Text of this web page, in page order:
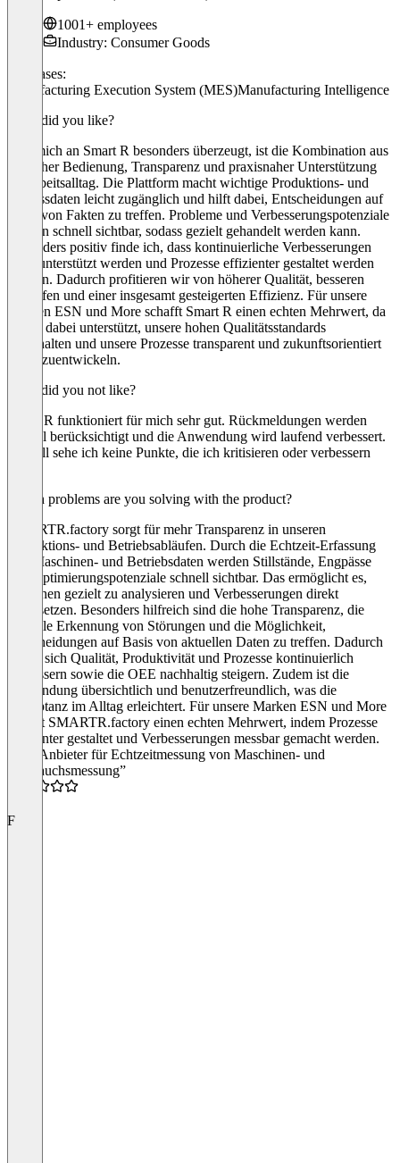
1001+ employees
Industry: Consumer Goods
Use cases:
Manufacturing Execution System (MES)Manufacturing Intelligence
What did you like?
Was mich an Smart R besonders überzeugt, ist die Kombination aus
einfacher Bedienung, Transparenz und praxisnaher Unterstützung
im Arbeitsalltag. Die Plattform macht wichtige Produktions- und
Prozessdaten leicht zugänglich und hilft dabei, Entscheidungen auf
Basis von Fakten zu treffen. Probleme und Verbesserungspotenziale
werden schnell sichtbar, sodass gezielt gehandelt werden kann.
Besonders positiv finde ich, dass kontinuierliche Verbesserungen
aktiv unterstützt werden und Prozesse effizienter gestaltet werden
können. Dadurch profitieren wir von höherer Qualität, besseren
Abläufen und einer insgesamt gesteigerten Effizienz. Für unsere
Marken ESN und More schafft Smart R einen echten Mehrwert, da
es uns dabei unterstützt, unsere hohen Qualitätsstandards
einzuhalten und unsere Prozesse transparent und zukunftsorientiert
weiterzuentwickeln.
What did you not like?
Smart R funktioniert für mich sehr gut. Rückmeldungen werden
schnell berücksichtigt und die Anwendung wird laufend verbessert.
Aktuell sehe ich keine Punkte, die ich kritisieren oder verbessern
Which problems are you solving with the product?
SMARTR.factory sorgt für mehr Transparenz in unseren
Produktions- und Betriebsabläufen. Durch die Echtzeit-Erfassung
von Maschinen- und Betriebsdaten werden Stillstände, Engpässe
und Optimierungspotenziale schnell sichtbar. Das ermöglicht es,
Ursachen gezielt zu analysieren und Verbesserungen direkt
umzusetzen. Besonders hilfreich sind die hohe Transparenz, die
schnelle Erkennung von Störungen und die Möglichkeit,
Entscheidungen auf Basis von aktuellen Daten zu treffen. Dadurch
lassen sich Qualität, Produktivität und Prozesse kontinuierlich
verbessern sowie die OEE nachhaltig steigern. Zudem ist die
Anwendung übersichtlich und benutzerfreundlich, was die
Akzeptanz im Alltag erleichtert. Für unsere Marken ESN und More
schafft SMARTR.factory einen echten Mehrwert, indem Prozesse
effizienter gestaltet und Verbesserungen messbar gemacht werden.
“Top Anbieter für Echtzeitmessung von Maschinen- und
Verbrauchsmessung”
F